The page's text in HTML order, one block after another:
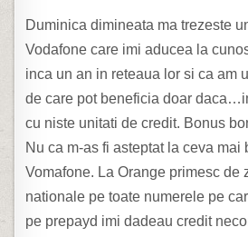
Duminica dimineata ma trezeste
Vodafone care imi aducea la
inca un an in reteaua lor si ca am
de care pot beneficia doar
cu niste unitati de credit. Bonus
Nu ca m-as fi asteptat la ceva mai
Vomafone. La Orange primesc de
nationale pe toate numerele pe
pe prepayd imi dadeau credit